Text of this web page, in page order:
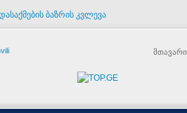
ბაზრის კვლევა
მთავარი